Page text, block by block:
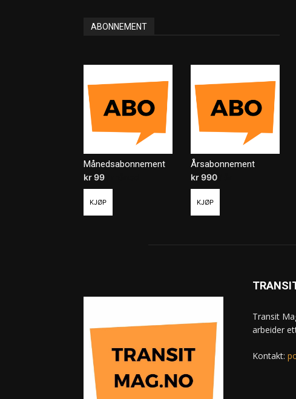
ABONNEMENT
Månedsabonnement
kr99
KJØP
Årsabonnement
kr990
KJØP
Transit
arbeider
Kontakt: